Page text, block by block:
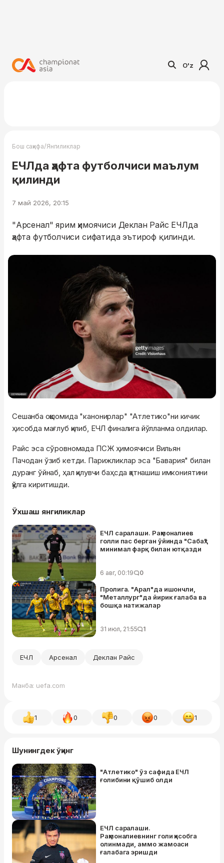
O'z
Бош саҳифа/Янгиликлар
ЕЧЛда ҳафта футболчиси маълум
қилинди
7 май 2026, 20:15
"Арсенал" ярим ҳимоячиси Деклан Райс ЕЧЛда
ҳафта футболчиси сифатида эътироф қилинди.
Сешанба оқшомида "канонирлар" "Атлетико"ни кичик
ҳисобда мағлуб қилиб, ЕЧЛ финалига йўлланма олдилар.
Райс эса сўровномада ПСЖ ҳимоячиси Вильян
Пачодан ўзиб кетди. Парижликлар эса "Бавария" билан
дуранг ўйнаб, ҳал қилувчи баҳсда қатнашиш имкониятини
қўлга киритишди.
Ўхшаш янгиликлар
ЕЧЛ саралаши. Раҳмоналиев
голли пас берган ўйинда "Сабаҳ"
минимал фарқ билан ютқазди
6 авг, 00:19 0
Пролига. "Арал"да ишончли,
"Металлург"да йирик ғалаба ва
бошқа натижалар
31 июл, 21:55 1
ЕЧЛ Арсенал Деклан Райс
Манба: uefa.com
1 0 0 0 1
Шунингдек ўқинг
"Атлетико" ўз сафида ЕЧЛ
ғолибини қўшиб олди
ЕЧЛ саралаши.
Раҳмоналиевнинг голи ҳисобга
олинмади, аммо жамоаси
ғалабага эришди